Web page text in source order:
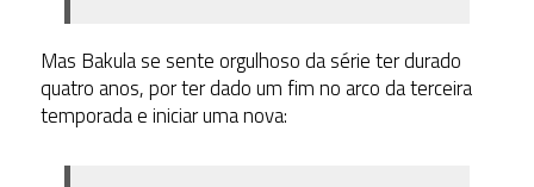
Mas Bakula se sente orgulhoso da série ter durado
quatro anos, por ter dado um fim no arco da terceira
temporada e iniciar uma nova: